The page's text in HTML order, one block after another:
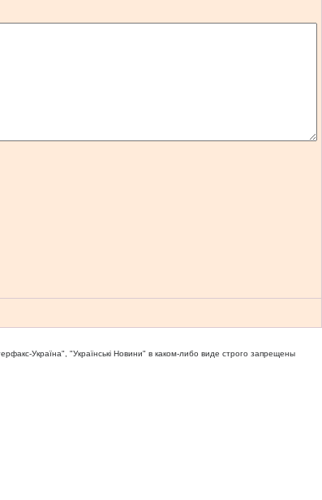
Україна", "Українськi Новини" в каком-либо виде строго запрещены